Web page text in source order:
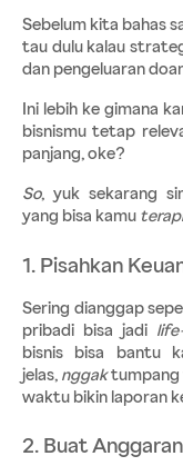
Sebelum kita bahas
tau dulu kalau
dan pengeluaran
Ini lebih ke gimana
bisnismu tetap
panjang, oke?
So, yuk sekarang
yang bisa kamu
1. Pisahkan
Sering dianggap
pribadi bisa jadi
bisnis bisa bantu
jelas, nggak tumpang
waktu bikin laporan
2. Buat